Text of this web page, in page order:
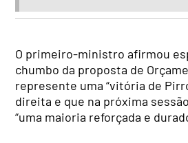
O primeiro-ministro afirmou
chumbo da proposta de
represente uma “vitória de
direita e que na próxima
“uma maioria reforçada e